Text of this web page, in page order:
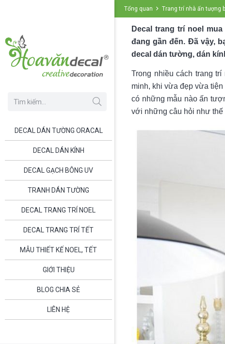
DECAL DÁN TƯỜNG ORACAL
DECAL DÁN KÍNH
DECAL GẠCH BÔNG UV
TRANH DÁN TƯỜNG
DECAL TRANG TRÍ NOEL
DECAL TRANG TRÍ TẾT
MẪU THIẾT KẾ NOEL, TẾT
GIỚI THIỆU
BLOG CHIA SẺ
LIÊN HỆ
Tổng quan Trang trí nhà ấn tượng
Decal trang trí noel
đang gần đến. Đã vậy,
decal dán tường, dán
Trong nhiều cách trang
minh, khi vừa đẹp vừa
có những mẫu nào ấn
với những câu hỏi như